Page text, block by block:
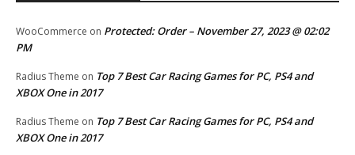
WooCommerce on Protected: Order – November 27, 2023 @ 02:02
PM
Radius Theme on Top 7 Best Car Racing Games for PC, PS4 and
XBOX One in 2017
Radius Theme on Top 7 Best Car Racing Games for PC, PS4 and
XBOX One in 2017